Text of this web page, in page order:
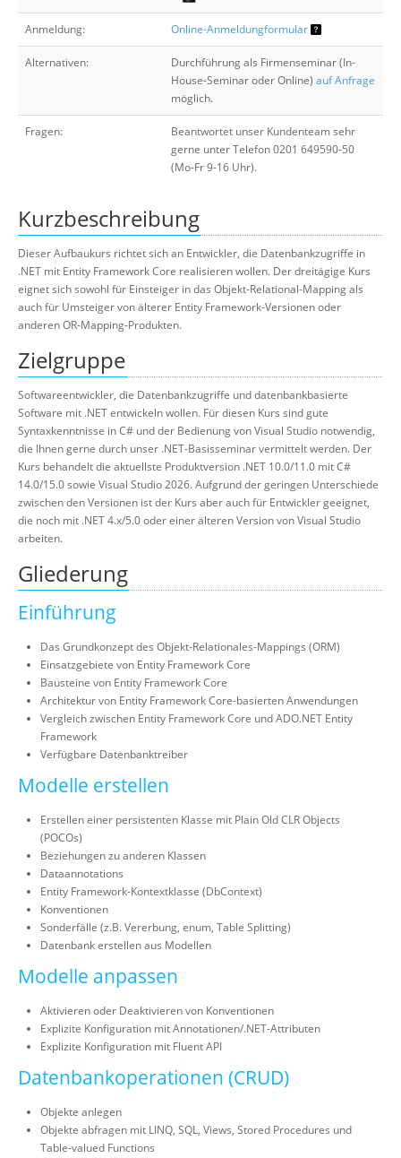
Anmeldung: Online-Anmeldungformular
Alternativen:
Durchführung als Firmenseminar (In-
House-Seminar oder Online) auf Anfrage
möglich.
Fragen:
Beantwortet unser Kundenteam sehr
gerne unter Telefon 0201 649590-50
(Mo-Fr 9-16 Uhr).
Kurzbeschreibung
Dieser Aufbaukurs richtet sich an Entwickler, die Datenbankzugriffe in
.NET mit Entity Framework Core realisieren wollen. Der dreitägige Kurs
eignet sich sowohl für Einsteiger in das Objekt-Relational-Mapping als
auch für Umsteiger von älterer Entity Framework-Versionen oder
anderen OR-Mapping-Produkten.
Zielgruppe
Softwareentwickler, die Datenbankzugriffe und datenbankbasierte
Software mit .NET entwickeln wollen. Für diesen Kurs sind gute
Syntaxkenntnisse in C# und der Bedienung von Visual Studio notwendig,
die Ihnen gerne durch unser .NET-Basisseminar vermittelt werden. Der
Kurs behandelt die aktuellste Produktversion .NET 10.0/11.0 mit C#
14.0/15.0 sowie Visual Studio 2026. Aufgrund der geringen Unterschiede
zwischen den Versionen ist der Kurs aber auch für Entwickler geeignet,
die noch mit .NET 4.x/5.0 oder einer älteren Version von Visual Studio
arbeiten.
Gliederung
Einführung
Das Grundkonzept des Objekt-Relationales-Mappings (ORM)
Einsatzgebiete von Entity Framework Core
Bausteine von Entity Framework Core
Architektur von Entity Framework Core-basierten Anwendungen
Vergleich zwischen Entity Framework Core und ADO.NET Entity
Framework
Verfügbare Datenbanktreiber
Modelle erstellen
Erstellen einer persistenten Klasse mit Plain Old CLR Objects
(POCOs)
Beziehungen zu anderen Klassen
Dataannotations
Entity Framework-Kontextklasse (DbContext)
Konventionen
Sonderfälle (z.B. Vererbung, enum, Table Splitting)
Datenbank erstellen aus Modellen
Modelle anpassen
Aktivieren oder Deaktivieren von Konventionen
Explizite Konfiguration mit Annotationen/.NET-Attributen
Explizite Konfiguration mit Fluent API
Datenbankoperationen (CRUD)
Objekte anlegen
Objekte abfragen mit LINQ, SQL, Views, Stored Procedures und
Table-valued Functions